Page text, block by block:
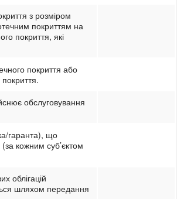
з розміром
покриттям на
покриття, які
покриття або
обслуговування
гаранта), що
кожним суб’єктом
облігацій
шляхом передання